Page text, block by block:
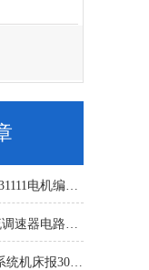
西门子控制器报F31111电机编码器坏修复解决
西门子6RA80直流调速器电路板坏销售修理单位
西门子840D德国系统机床报300501修复解决